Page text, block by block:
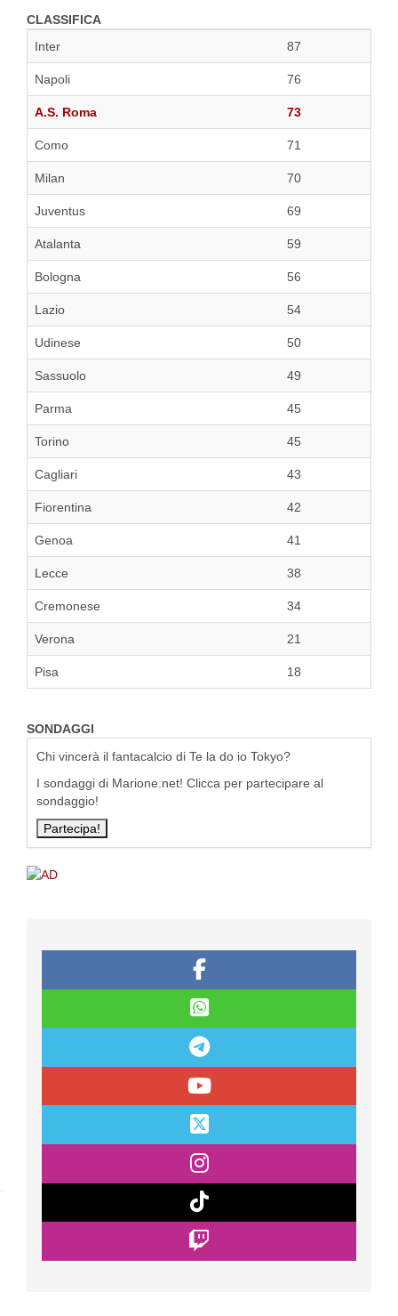
CLASSIFICA
Inter
87
Napoli 76
A.S. Roma 73
Como 71
Milan 70
Juventus 69
Atalanta 59
Bologna 56
Lazio 54
Udinese 50
Sassuolo 49
Parma 45
Torino 45
Cagliari 43
Fiorentina 42
Genoa 41
Lecce 38
Cremonese 34
Verona 21
Pisa 18
SONDAGGI
Chi vincerà il fantacalcio di Te la do io Tokyo?
I sondaggi di Marione.net! Clicca per partecipare al
sondaggio!